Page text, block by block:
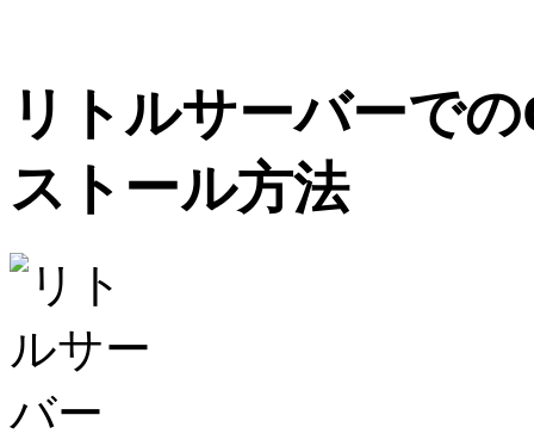
リトルサーバーで
ストール方法